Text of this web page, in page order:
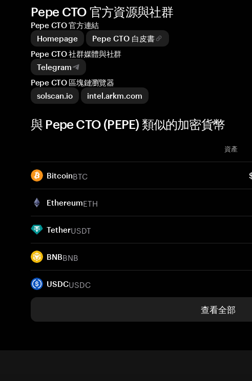
Pepe CTO 官方資源與社群
Pepe CTO 官方連結
Homepage
Pepe CTO 白皮書
Pepe CTO 社群媒體與社群
Telegram
Pepe CTO 區塊鏈瀏覽器
solscan.io
intel.arkm.com
與 Pepe CTO (PEPE) 類似的加密貨幣
資產
BitcoinBTC
EthereumETH
TetherUSDT
BNBBNB
USDCUSDC
查看全部